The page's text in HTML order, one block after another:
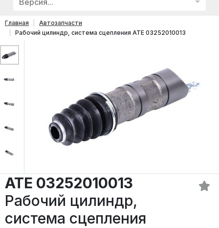
Главная
Автозапчасти
Рабочий цилиндр, система сцепления ATE 03252010013
ATE 03252010013
Рабочий цилиндр,
система сцепления